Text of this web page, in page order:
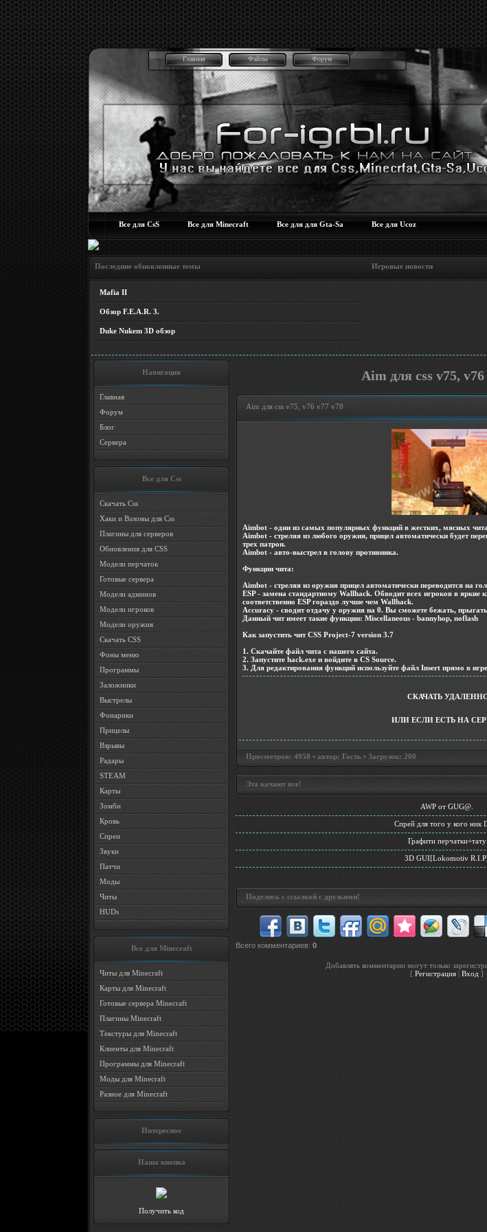
Главная Файлы Форум
Все для CsS Все для Minecraft Все для для Gta-Sa Все для Ucoz
Последние обновленные темы Игровые новости
Mafia II
Обзор F.E.A.R. 3.
Duke Nukem 3D обзор
Навигация
Главная
Форум
Блог
Сервера
Все для Css
Скачать Css
Хаки и Взломы для Css
Плагины для серверов
Обновления для CSS
Модели перчаток
Готовые сервера
Модели админов
Модели игроков
Модели оружия
Скачать CSS
Фоны меню
Программы
Заложники
Выстрелы
Фонарики
Прицелы
Взрывы
Радары
STEAM
Карты
Зомби
Кровь
Спреи
Звуки
Патчи
Моды
Читы
HUDs
Все для Minecraft
Читы для Minecraft
Карты для Minecraft
Готовые сервера Minecraft
Плагины Minecraft
Текстуры для Minecraft
Клиенты для Minecraft
Программы для Minecraft
Моды для Minecraft
Разное для Minecraft
Интересное
Наша кнопка
Получить код
Aim для css v75,
Aim для css v75, v76 v77 v78
Aimbot - одни из самых популярных функций в жестких, мясных
Aimbot - стреляя из любого оружия, прицел автоматически будет
трех патрон.
Aimbot - авто-выстрел в голову противника.
Функции чита:
Aimbot - стреляя из оружия прицел автоматически переводится на
ESP - замена стандартному Wallhack. Обводит всех игроков в яркие
соответственно ESP гораздо лучше чем Wallhack.
Accuracy - сводит отдачу у оружия на 0. Вы сможете бежать,
Данный чит имеет такие функции: Miscellaneous - bannyhop, noflash
Как запустить чит CSS Project-7 version 3.7
1. Скачайте файл чита с нашего сайта.
2. Запустите hack.exe и войдите в CS Source.
3. Для редактирования функций используйте файл Insert прямо в
СКАЧАТЬ
ИЛИ ЕСЛИ ЕСТЬ НА
Просмотров: 4958 • автор: Гость • Загрузок: 200
Эта качают все!
AWP от GUG@.
Спрей для того у кого ник
Графити перчатки+тату
3D GUI[Lokomotiv R.I.P]
Поделись с ссылкой с друзьями!
Всего комментариев: 0
Добавлять комментарии могут только
[ Регистрация Вход ]